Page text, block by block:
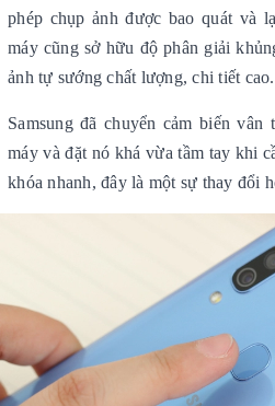
phép chụp ảnh được bao quát và
máy cũng sở hữu độ phân giải
ảnh tự sướng chất lượng, chi tiết cao.
Samsung đã chuyển cảm biến
máy và đặt nó khá vừa tầm tay khi
khóa nhanh, đây là một sự thay đổi